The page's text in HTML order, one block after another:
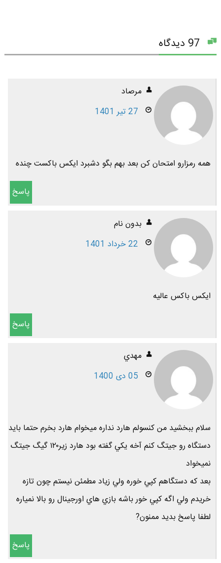
مرصاد
27 تیر 1401
همه رمزارو امتحان کن بعد بهم بگو دشبرد ایکس باکست چنده
پاسخ
بدون نام
22 خرداد 1401
ایکس باکس عالیه
پاسخ
مهدي
05 دی 1400
سلام ببخشيد من كنسولم هارد نداره ميخوام هارد بخرم حتما بايد
دستگاه رو جيتگ كنم آخه يكي گفته بود هارد زير١٢٠ گيگ جيتگ
نميخواد
بعد كه دستگاهم كپي خوره ولي زياد مطمئن نيستم چون تازه
خريدم ولي اگه كپي خور باشه بازي هاي اورجينال رو بالا نمياره
لطفا پاسخ بديد ممنون?
پاسخ